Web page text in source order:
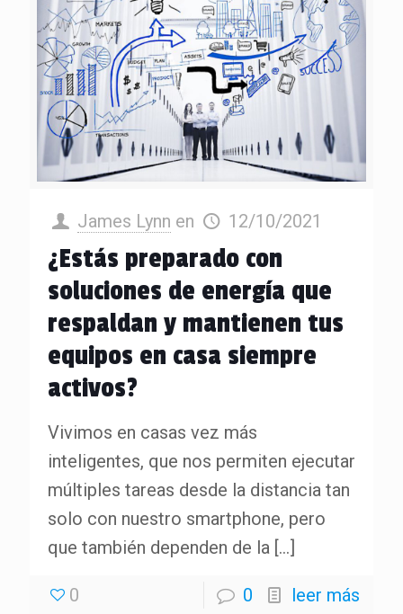
James Lynn en 12/10/2021
¿Estás preparado con
soluciones de energía que
respaldan y mantienen tus
equipos en casa siempre
activos?
Vivimos en casas vez más
inteligentes, que nos permiten ejecutar
múltiples tareas desde la distancia tan
solo con nuestro smartphone, pero
que también dependen de la […]
0 0 leer más